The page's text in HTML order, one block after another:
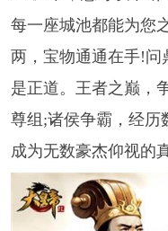
每一座城池都能为您
两，宝物通通在手!问
是正道。王者之巅，
尊组;诸侯争霸，经历
成为无数豪杰仰视的